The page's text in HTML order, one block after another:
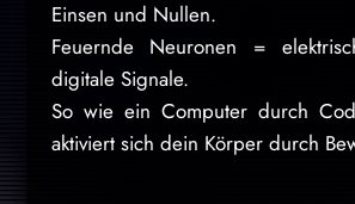
Einsen und Nullen.
Feuernde Neuronen =
digitale Signale.
So wie ein Computer durch
aktiviert sich dein Körper durch